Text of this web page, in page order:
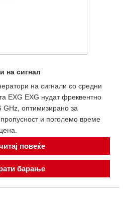
на сигнал
на сигнали со средни
EXG EXG нудат фреквентно
оптимизирано за
и поголемо време
повеќе
барање